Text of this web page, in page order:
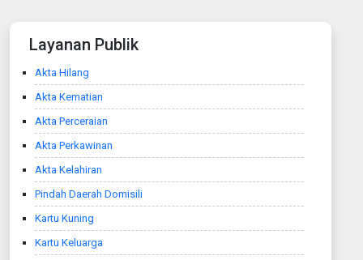
Layanan Publik
Akta Hilang
Akta Kematian
Akta Perceraian
Akta Perkawinan
Akta Kelahiran
Pindah Daerah Domisili
Kartu Kuning
Kartu Keluarga